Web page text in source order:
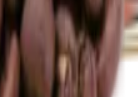
Ořechy se skořicí Ořechy v tiramisu